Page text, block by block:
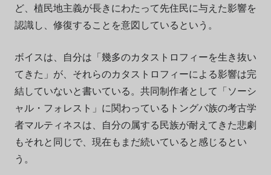
ど、植民地主義が長きにわたって先住民に与えた影響を
認識し、修復することを意図しているという。
ボイスは、自分は「幾多のカタストロフィーを生き抜い
てきた」が、それらのカタストロフィーによる影響は完
結していないと書いている。共同制作者として「ソーシ
ャル・フォレスト」に関わっているトングバ族の考古学
者マルティネスは、自分の属する民族が耐えてきた悲劇
もそれと同じで、現在もまだ続いていると感じるとい
う。